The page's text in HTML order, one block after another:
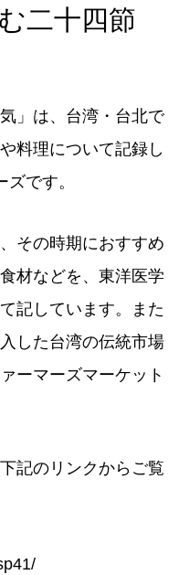
二十四節
」は、台湾・台北で
料理について記録し
です。
その時期におすすめ
材などを、東洋医学
記しています。また
した台湾の伝統市場
ーマーズマーケット
記のリンクからご覧